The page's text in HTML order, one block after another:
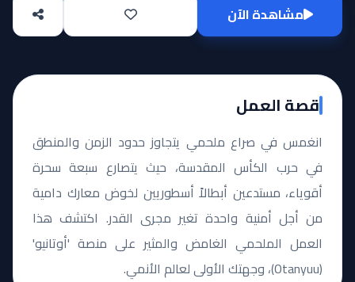
مشاهدة الآن
قصة العمل
انغمس في صراع ملحمي يتجاوز حدود الزمن والمنطق
في حرب الكأس المقدسة، حيث يتصارع سبعة سحرة
أقوياء، مستدعين أبطالاً أسطوريين لخوض معارك دامية
من أجل أمنية واحدة تغير مجرى القدر. اكتشف هذا
العمل الملحمي الغامض والمثير على منصة 'أوتانيو'
(Otanyuu)، وجهتك الأولى لعالم الأنمي.